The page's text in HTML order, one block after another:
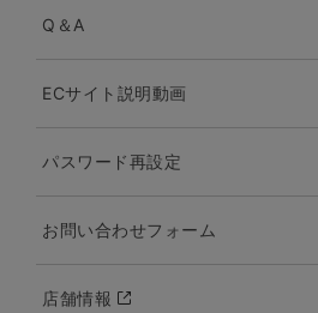
Q＆A
ECサイト説明動画
パスワード再設定
お問い合わせフォーム
店舗情報